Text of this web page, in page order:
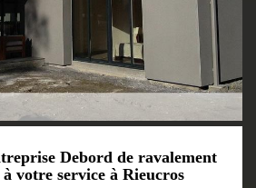
Debord de ravalement
votre service à Rieucros